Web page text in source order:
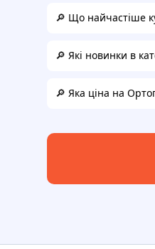
🔎 Що найчастіше
🔎 Які новинки в
🔎 Яка ціна на